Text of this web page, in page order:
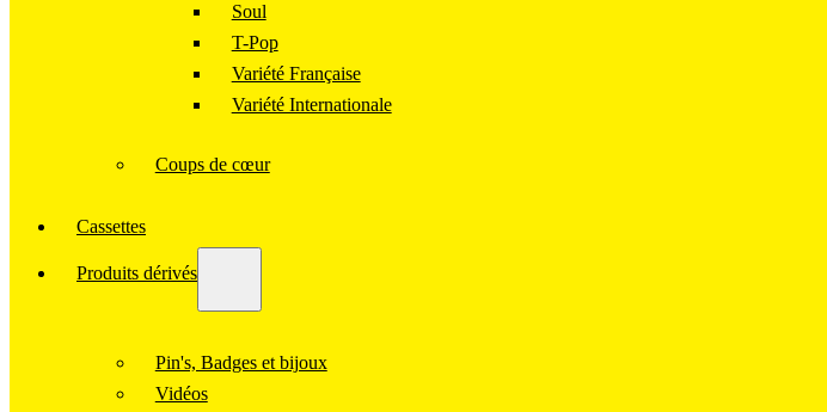
Soul
T-Pop
Variété Française
Variété Internationale
Coups de cœur
Cassettes
Produits dérivés
Pin's, Badges et bijoux
Vidéos